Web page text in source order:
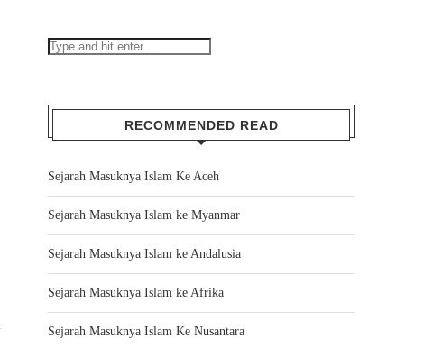
RECOMMENDED READ
Sejarah Masuknya Islam Ke Aceh
Sejarah Masuknya Islam ke Myanmar
Sejarah Masuknya Islam ke Andalusia
Sejarah Masuknya Islam ke Afrika
Sejarah Masuknya Islam Ke Nusantara